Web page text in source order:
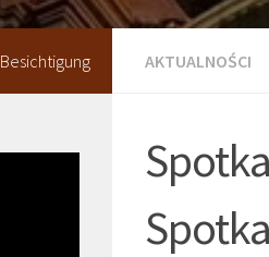
AKTUALNOŚCI
Besichtigung